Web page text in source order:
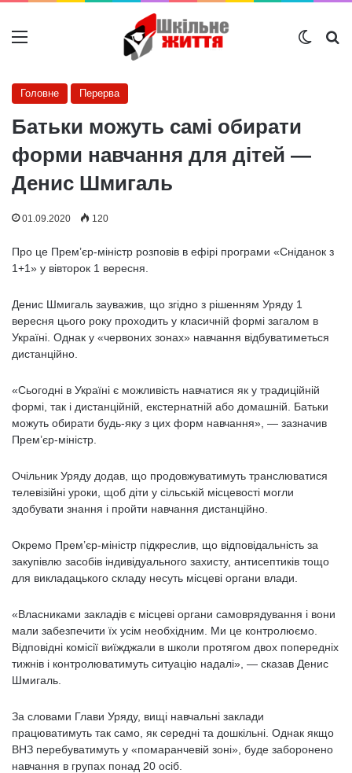
Меню
Головне Перерва
Батьки можуть самі обирати
форми навчання для дітей —
Денис Шмигаль
01.09.2020 120
Про це Прем’єр-міністр розповів в ефірі програми «Сніданок з
1+1» у вівторок 1 вересня.
Денис Шмигаль зауважив, що згідно з рішенням Уряду 1
вересня цього року проходить у класичній формі загалом в
Україні. Однак у «червоних зонах» навчання відбуватиметься
дистанційно.
«Сьогодні в Україні є можливість навчатися як у традиційній
формі, так і дистанційній, екстернатній або домашній. Батьки
можуть обирати будь-яку з цих форм навчання», — зазначив
Прем’єр-міністр.
Очільник Уряду додав, що продовжуватимуть транслюватися
телевізійні уроки, щоб діти у сільській місцевості могли
здобувати знання і пройти навчання дистанційно.
Окремо Прем’єр-міністр підкреслив, що відповідальність за
закупівлю засобів індивідуального захисту, антисептиків тощо
для викладацького складу несуть місцеві органи влади.
«Власниками закладів є місцеві органи самоврядування і вони
мали забезпечити їх усім необхідним. Ми це контролюємо.
Відповідні комісії виїжджали в школи протягом двох попередніх
тижнів і контролюватимуть ситуацію надалі», — сказав Денис
Шмигаль.
За словами Глави Уряду, вищі навчальні заклади
працюватимуть так само, як середні та дошкільні. Однак якщо
ВНЗ перебуватимуть у «помаранчевій зоні», буде заборонено
навчання в групах понад 20 осіб.